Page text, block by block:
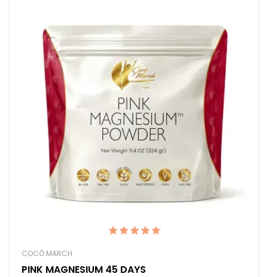
COCÓ MARCH
PINK MAGNESIUM 45 DAYS